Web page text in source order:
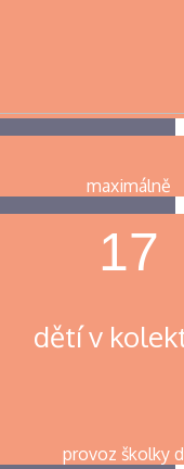
maximálně
17
dětí v
provoz školky